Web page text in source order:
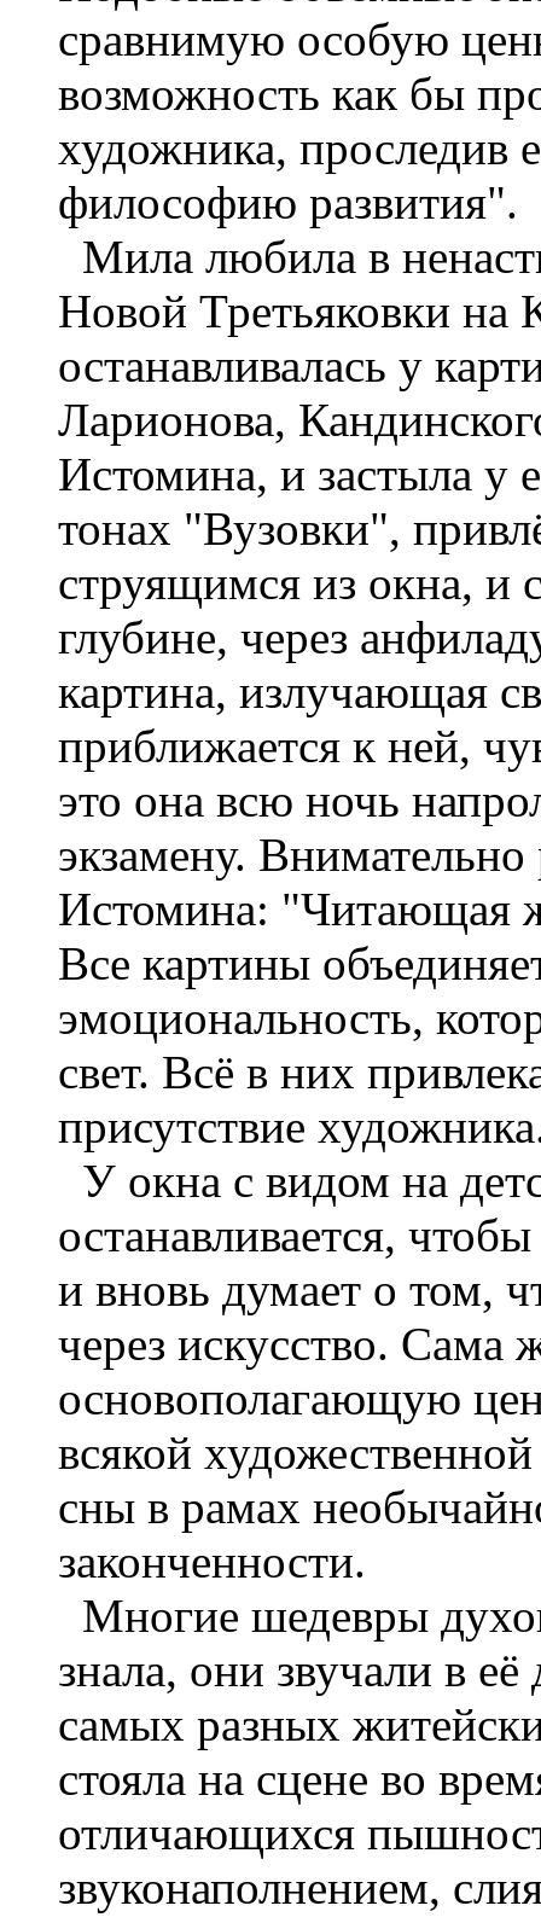
сравнимую особую
возможность как бы
художника, проследив
философию развития".
Мила любила в
Новой Третьяковки на
останавливалась у
Ларионова,
Истомина, и застыла у
тонах "Вузовки",
струящимся из окна, и
глубине, через
картина, излучающая
приближается к ней,
это она всю ночь
экзамену. Внимательно
Истомина: "Читающая
Все картины
эмоциональность,
свет. Всё в них
присутствие
У окна с видом на
останавливается,
и вновь думает о том,
через искусство. Сама
основополагающую
всякой
сны в рамах
законченности.
Многие шедевры
знала, они звучали в
самых разных
стояла на сцене во
отличающихся
звуконаполнением,